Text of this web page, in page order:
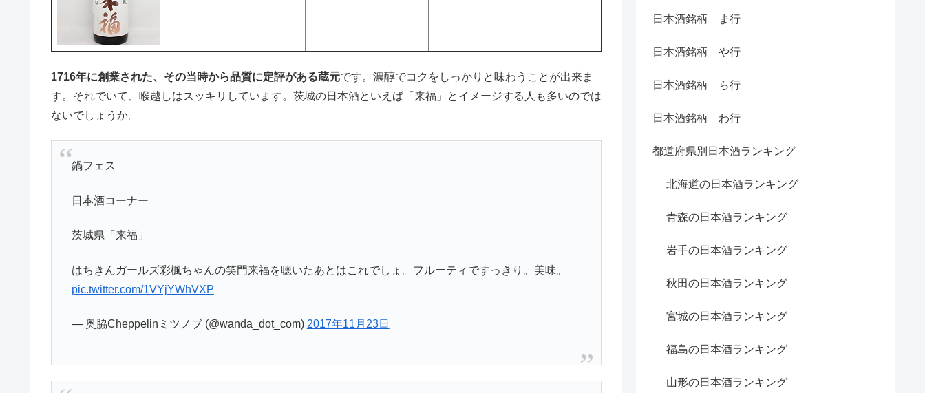
1716年に創業された、その当時から品質に定評がある蔵元です。濃醇でコクをしっかりと味わうことが出来ま
す。それでいて、喉越しはスッキリしています。茨城の日本酒といえば「来福」とイメージする人も多いのでは
ないでしょうか。
鍋フェス
日本酒コーナー
茨城県「来福」
はちきんガールズ彩楓ちゃんの笑門来福を聴いたあとはこれでしょ。フルーティですっきり。美味。
pic.twitter.com/1VYjYWhVXP
— 奥脇Cheppelinミツノブ (@wanda_dot_com) 2017年11月23日
日本酒銘柄 ま行
日本酒銘柄 や行
日本酒銘柄 ら行
日本酒銘柄 わ行
都道府県別日本酒ランキング
北海道の日本酒ランキング
青森の日本酒ランキング
岩手の日本酒ランキング
秋田の日本酒ランキング
宮城の日本酒ランキング
福島の日本酒ランキング
山形の日本酒ランキング